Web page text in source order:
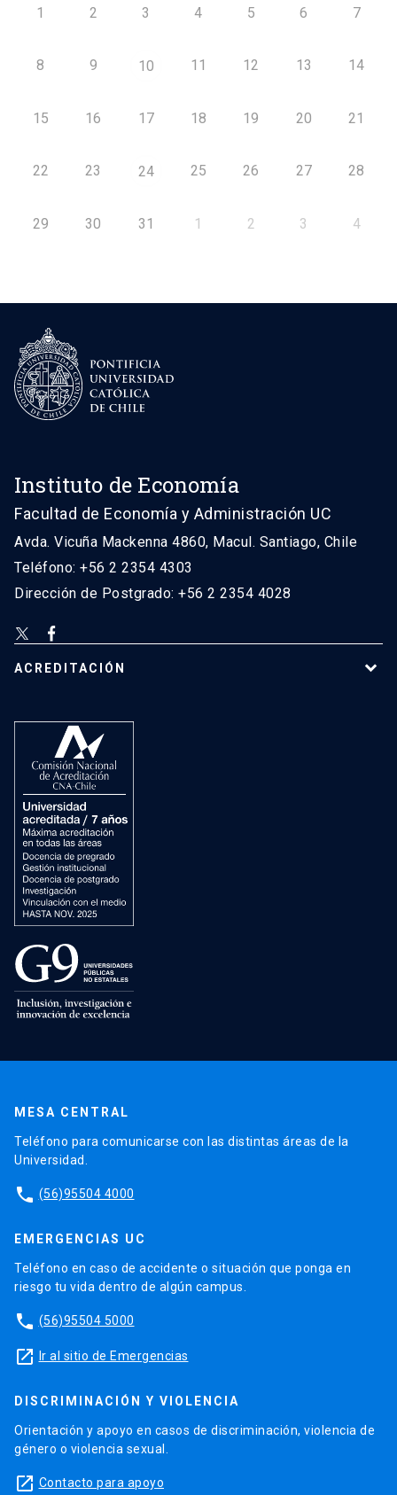
1 2 3 4 5 6 7
8 9 10 11 12 13 14
15 16 17 18 19 20 21
22 23 24 25 26 27 28
29 30 31 1 2 3 4
Instituto de Economía
Facultad de Economía y Administración UC
Avda. Vicuña Mackenna 4860, Macul. Santiago, Chile
Teléfono: +56 2 2354 4303
Dirección de Postgrado: +56 2 2354 4028
ACREDITACIÓN
MESA CENTRAL
Teléfono para comunicarse con las distintas áreas de la
Universidad.
phone (56)95504 4000
EMERGENCIAS UC
Teléfono en caso de accidente o situación que ponga en
riesgo tu vida dentro de algún campus.
phone (56)95504 5000
launch Ir al sitio de Emergencias
DISCRIMINACIÓN Y VIOLENCIA
Orientación y apoyo en casos de discriminación, violencia de
género o violencia sexual.
launch Contacto para apoyo